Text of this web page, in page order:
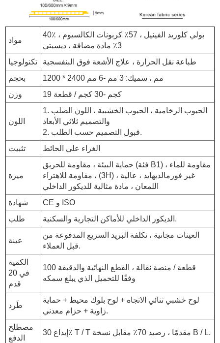
مواد
40٪ بولي كلوريد الفينيل ، 57٪ كربونات الكالسيوم ،
3٪ مادة مضافة ، ديسيتي
تكنولوجيا
طباعة نقل الحرارة ، علاج الأشعة فوق البنفسجية
بحجم
1200 * 2400 مم ، سميك: 3 مم -6 مم
وزن
19 كجم -30 كجم / قطعة
اللون
1. الحبوب الرخامية ، الحبوب الخشبية ، اللون الصلب
والتصميم ثلاثي الأبعاد
2. قبول التصميم حسب الطلب.
تثبيت
الغراء على الحائط
ميزة
حماية البيئة ، مقاومة للحريق (فئة B1) ، مقاومة للماء
، مقاومة للاهتراء (3H) ، غير فورمالديهايد ، عالية
اللمعان ، مادة مثالية للديكور الداخلي
شهادة
CE و ISO
طلب
الديكور الداخلي للأماكن التجارية والسكنية.
عينة
العينات مجانية ، تكلفة البريد السريع المدفوعة من
قبل العملاء.
الكمية
في 20
قدم
100 قطعة / منصة نقالة ، القطع النهائية والدقيقة
وفقًا للتحميل الذي يبلغ سمكه
طَرد
لوح خشبي ثنائي الاتجاه + لوح بلوك محيط + حماية
زاوية + حزام معدني.
مصطلح
الدفع
إيداع 30٪ T / T مقدمًا ، رصيد 70٪ مقابل نسخة B / L.